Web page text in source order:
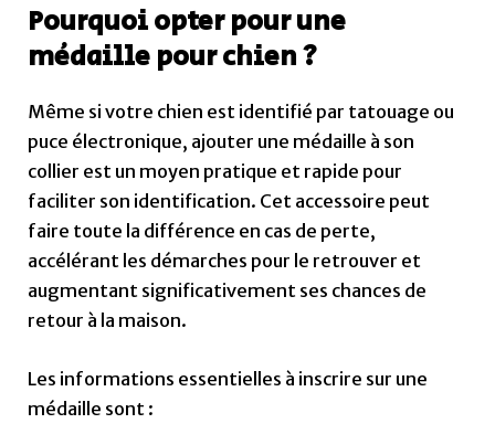
Pourquoi opter pour une
médaille pour chien ?
Même si votre chien est identifié par tatouage ou
puce électronique, ajouter une médaille à son
collier est un moyen pratique et rapide pour
faciliter son identification. Cet accessoire peut
faire toute la différence en cas de perte,
accélérant les démarches pour le retrouver et
augmentant significativement ses chances de
retour à la maison.
Les informations essentielles à inscrire sur une
médaille sont :